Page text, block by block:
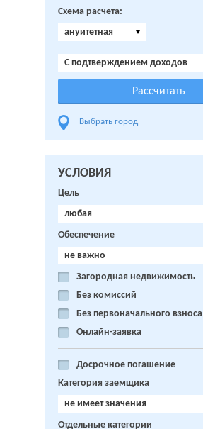
Схема расчета:
ануитетная
C подтверждением доходов
Выбрать город
УСЛОВИЯ
Цель
любая
Обеспечение
не важно
Загородная недвижимость
Без комиссий
Без первоначального взноса
Онлайн-заявка
Досрочное погашение
Категория заемщика
не имеет значения
Отдельные категории